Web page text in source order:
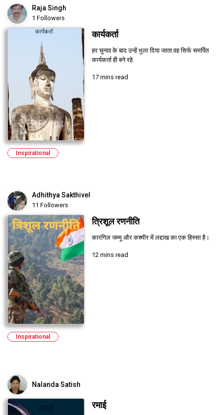
Raja Singh
1 Followers
कार्यकर्ता
हर चुनाव के बाद उन्हें भुला दिया जाता.वह सिर्फ समर्पित
कार्यकर्ता ही बने रहे.
17 mins read
Inspirational
Adhithya Sakthivel
11 Followers
त्रिशूल रणनीति
कारगिल जम्मू और कश्मीर में लद्दाख का एक हिस्सा है।
12 mins read
Inspirational
Nalanda Satish
रमाई